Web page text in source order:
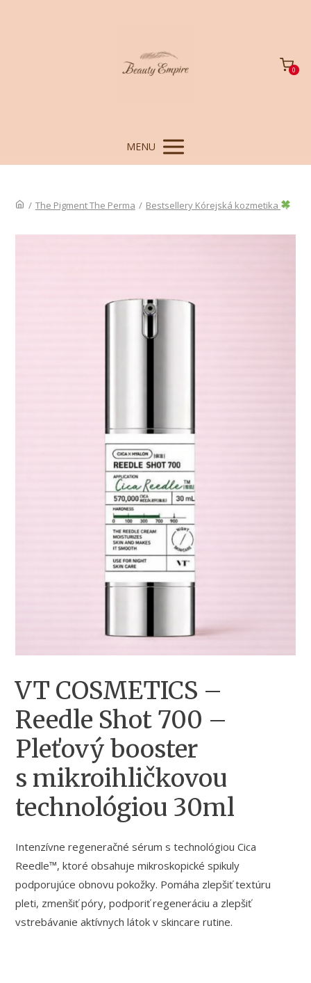
0
MENU
/ The Pigment The Perma / Bestsellery Kórejská kozmetika
VT COSMETICS –
Reedle Shot 700 –
Pleťový booster
s mikroihličkovou
technológiou 30ml
Intenzívne regeneračné sérum s technológiou Cica
Reedle™, ktoré obsahuje mikroskopické spikuly
podporujúce obnovu pokožky. Pomáha zlepšiť textúru
pleti, zmenšiť póry, podporiť regeneráciu a zlepšiť
vstrebávanie aktívnych látok v skincare rutine.